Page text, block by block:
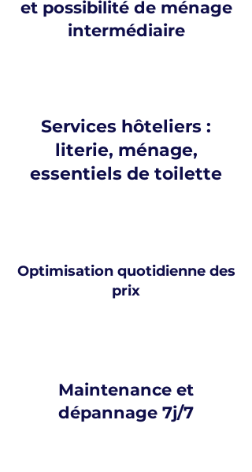
et possibilité de ménage
intermédiaire
Services hôteliers :
literie, ménage,
essentiels de toilette
Optimisation quotidienne des
prix
Maintenance et
dépannage 7j/7